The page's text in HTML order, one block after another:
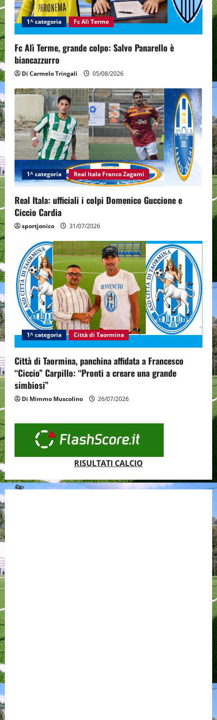
i
o
n
1^ categoria Fc Alì Terme
Fc Alì Terme, grande colpo: Salvo Panarello è
biancazzurro
Di Carmelo Tringali 05/08/2026
1^ categoria Real Itala Franco Zagami
Real Itala: ufficiali i colpi Domenico Guccione e
Ciccio Cardia
sportjonico 31/07/2026
1^ categoria Città di Taormina
Città di Taormina, panchina affidata a Francesco
“Ciccio” Carpillo: “Pronti a creare una grande
simbiosi”
Di Mimmo Muscolino 26/07/2026
RISULTATI CALCIO